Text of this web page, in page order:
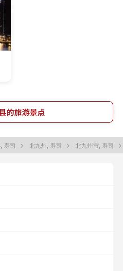
的旅游景点
寿司 北九州, 寿司 北九州市, 寿司